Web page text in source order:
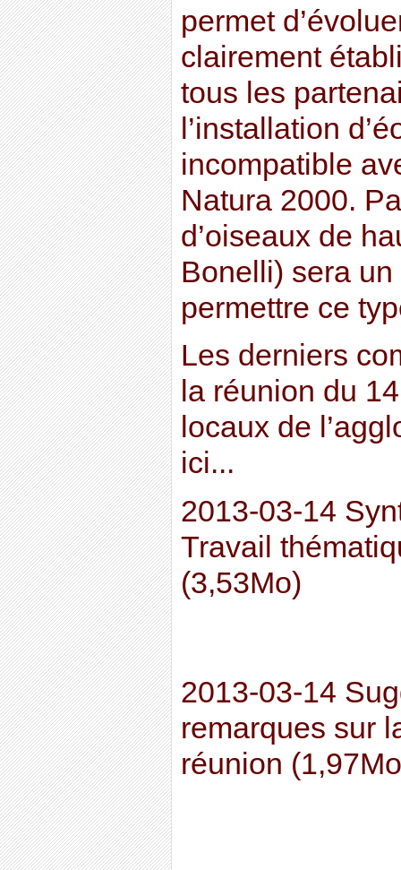
permet
clairement
tous les
l’installation
incompatible
Natura 2000.
d’oiseaux de
Bonelli) sera
permettre ce
Les derniers
la réunion du
locaux de
ici...
2013-03-14
Travail
(3,53Mo)
2013-03-14
remarques sur
réunion